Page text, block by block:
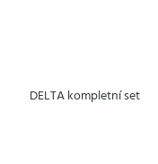
DELTA kompletní set